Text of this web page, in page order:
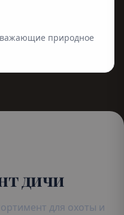
природное
дичи
для охоты и